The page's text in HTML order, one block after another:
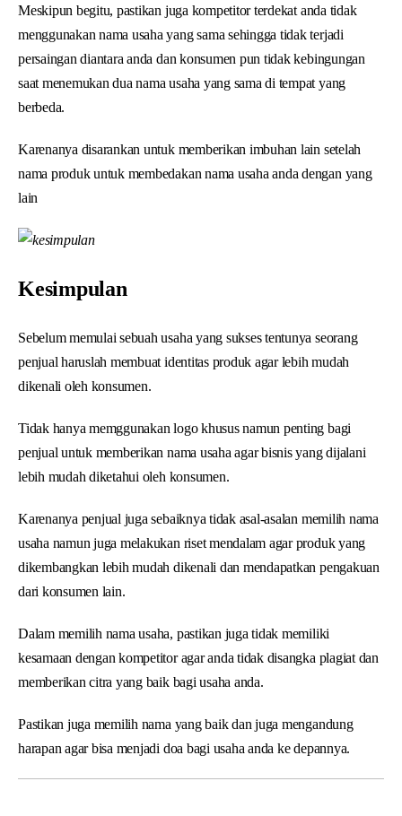
Meskipun begitu, pastikan juga kompetitor terdekat anda tidak
menggunakan nama usaha yang sama sehingga tidak terjadi
persaingan diantara anda dan konsumen pun tidak kebingungan
saat menemukan dua nama usaha yang sama di tempat yang
berbeda.
Karenanya disarankan untuk memberikan imbuhan lain setelah
nama produk untuk membedakan nama usaha anda dengan yang
lain
Kesimpulan
Sebelum memulai sebuah usaha yang sukses tentunya seorang
penjual haruslah membuat identitas produk agar lebih mudah
dikenali oleh konsumen.
Tidak hanya memggunakan logo khusus namun penting bagi
penjual untuk memberikan nama usaha agar bisnis yang dijalani
lebih mudah diketahui oleh konsumen.
Karenanya penjual juga sebaiknya tidak asal-asalan memilih nama
usaha namun juga melakukan riset mendalam agar produk yang
dikembangkan lebih mudah dikenali dan mendapatkan pengakuan
dari konsumen lain.
Dalam memilih nama usaha, pastikan juga tidak memiliki
kesamaan dengan kompetitor agar anda tidak disangka plagiat dan
memberikan citra yang baik bagi usaha anda.
Pastikan juga memilih nama yang baik dan juga mengandung
harapan agar bisa menjadi doa bagi usaha anda ke depannya.